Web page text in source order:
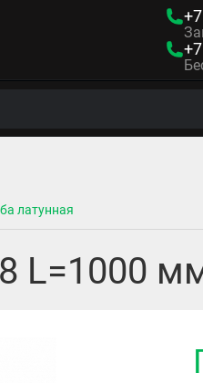
латунная
L=1000